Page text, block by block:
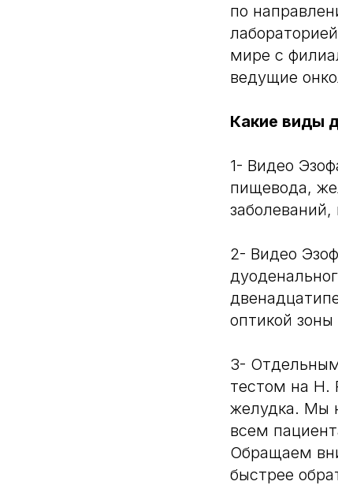
по
мире с
ведущие
Какие виды
1- Видео
пищевода,
2- Видео
оптикой
3-
тестом на H.
желудка. Мы
всем
Обращаем
быстрее